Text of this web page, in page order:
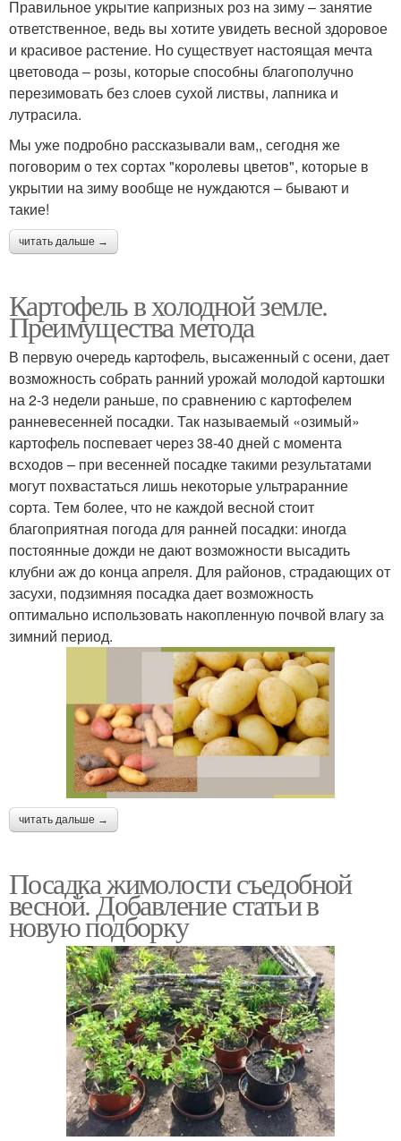
Правильное укрытие капризных роз на зиму – занятие
ответственное, ведь вы хотите увидеть весной здоровое
и красивое растение. Но существует настоящая мечта
цветовода – розы, которые способны благополучно
перезимовать без слоев сухой листвы, лапника и
лутрасила.
Мы уже подробно рассказывали вам,, сегодня же
поговорим о тех сортах "королевы цветов", которые в
укрытии на зиму вообще не нуждаются – бывают и
такие!
читать дальше →
Картофель в холодной земле.
Преимущества метода
В первую очередь картофель, высаженный с осени, дает
возможность собрать ранний урожай молодой картошки
на 2-3 недели раньше, по сравнению с картофелем
ранневесенней посадки. Так называемый «озимый»
картофель поспевает через 38-40 дней с момента
всходов – при весенней посадке такими результатами
могут похвастаться лишь некоторые ультраранние
сорта. Тем более, что не каждой весной стоит
благоприятная погода для ранней посадки: иногда
постоянные дожди не дают возможности высадить
клубни аж до конца апреля. Для районов, страдающих от
засухи, подзимняя посадка дает возможность
оптимально использовать накопленную почвой влагу за
зимний период.
читать дальше →
Посадка жимолости съедобной
весной. Добавление статьи в
новую подборку